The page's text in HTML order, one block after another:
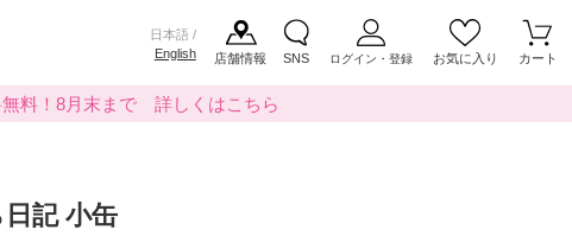
日本語 /
English
店舗情報 SNS ログイン・登録 お気に入り カート
料！8月末まで 詳しくはこちら
記 小缶